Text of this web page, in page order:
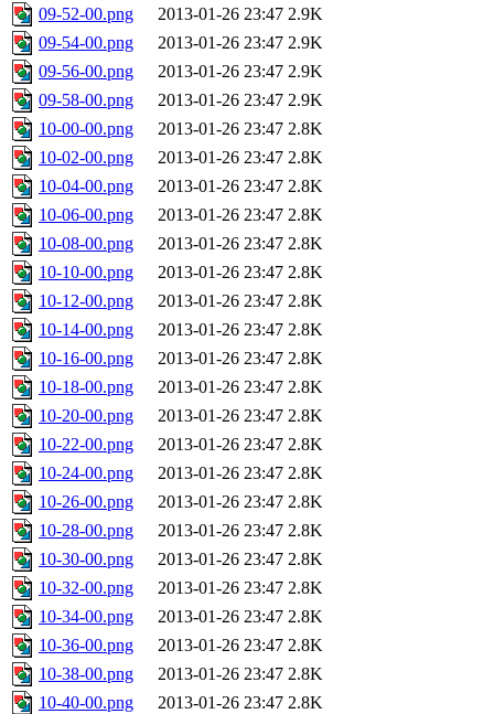
09-52-00.png
2013-01-26 23:47 2.9K
09-54-00.png
2013-01-26 23:47 2.9K
09-56-00.png
2013-01-26 23:47 2.9K
09-58-00.png
2013-01-26 23:47 2.9K
10-00-00.png
2013-01-26 23:47 2.8K
10-02-00.png
2013-01-26 23:47 2.8K
10-04-00.png
2013-01-26 23:47 2.8K
10-06-00.png
2013-01-26 23:47 2.8K
10-08-00.png
2013-01-26 23:47 2.8K
10-10-00.png
2013-01-26 23:47 2.8K
10-12-00.png
2013-01-26 23:47 2.8K
10-14-00.png
2013-01-26 23:47 2.8K
10-16-00.png
2013-01-26 23:47 2.8K
10-18-00.png
2013-01-26 23:47 2.8K
10-20-00.png
2013-01-26 23:47 2.8K
10-22-00.png
2013-01-26 23:47 2.8K
10-24-00.png
2013-01-26 23:47 2.8K
10-26-00.png
2013-01-26 23:47 2.8K
10-28-00.png
2013-01-26 23:47 2.8K
10-30-00.png
2013-01-26 23:47 2.8K
10-32-00.png
2013-01-26 23:47 2.8K
10-34-00.png
2013-01-26 23:47 2.8K
10-36-00.png
2013-01-26 23:47 2.8K
10-38-00.png
2013-01-26 23:47 2.8K
10-40-00.png
2013-01-26 23:47 2.8K